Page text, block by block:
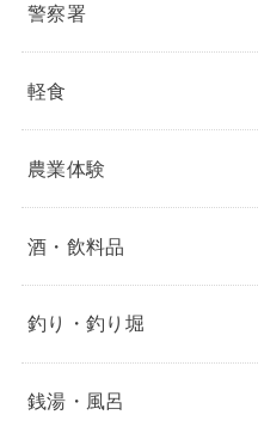
警察署
軽食
農業体験
酒・飲料品
釣り・釣り堀
銭湯・風呂